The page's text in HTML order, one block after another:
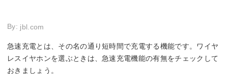
By: jbl.com
急速充電とは、その名の通り短時間で充電する機能です。ワイヤ
レスイヤホンを選ぶときは、急速充電機能の有無をチェックして
おきましょう。